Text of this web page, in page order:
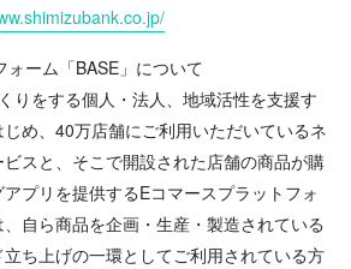
ーム「BASE」について
りをする個人・法人、地域活性を支援す
め、40万店舗にご利用いただいているネ
スと、そこで開設された店舗の商品が購
プリを提供するEコマースプラットフォ
自ら商品を企画・生産・製造されている
ち上げの一環としてご利用されている方